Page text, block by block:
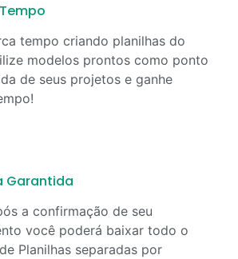
tempo criando planilhas do
modelos prontos como ponto
de seus projetos e ganhe
Garantida
a confirmação de seu
você poderá baixar todo o
Planilhas separadas por